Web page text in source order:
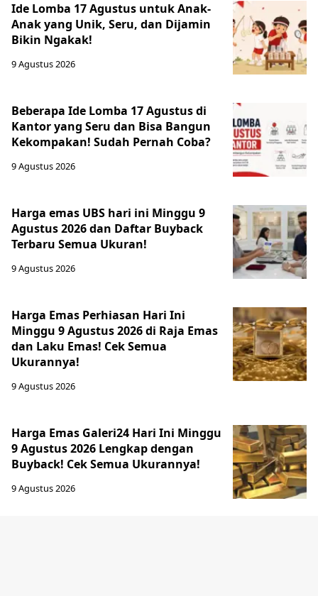
Ide Lomba 17 Agustus untuk Anak-
Anak yang Unik, Seru, dan Dijamin
Bikin Ngakak!
9 Agustus 2026
Beberapa Ide Lomba 17 Agustus di
Kantor yang Seru dan Bisa Bangun
Kekompakan! Sudah Pernah Coba?
9 Agustus 2026
Harga emas UBS hari ini Minggu 9
Agustus 2026 dan Daftar Buyback
Terbaru Semua Ukuran!
9 Agustus 2026
Harga Emas Perhiasan Hari Ini
Minggu 9 Agustus 2026 di Raja Emas
dan Laku Emas! Cek Semua
Ukurannya!
9 Agustus 2026
Harga Emas Galeri24 Hari Ini Minggu
9 Agustus 2026 Lengkap dengan
Buyback! Cek Semua Ukurannya!
9 Agustus 2026